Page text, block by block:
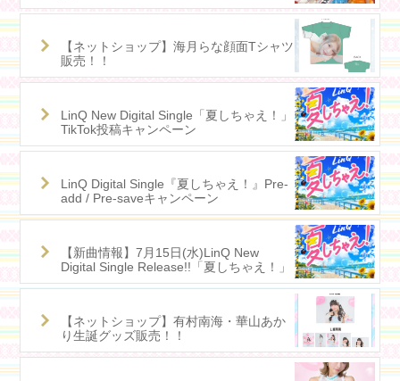
【ネットショップ】海月らな顔面Tシャツ
販売！！
LinQ New Digital Single「夏しちゃえ！」
TikTok投稿キャンペーン
LinQ Digital Single『夏しちゃえ！』Pre-
add / Pre-saveキャンペーン
【新曲情報】7月15日(水)LinQ New
Digital Single Release!!「夏しちゃえ！」
【ネットショップ】有村南海・華山あか
り生誕グッズ販売！！